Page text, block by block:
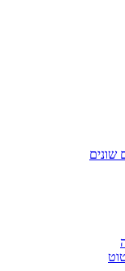
שונים